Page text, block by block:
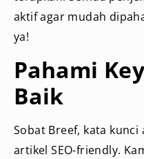
aktif agar mudah
ya!
Pahami
Baik
Sobat Breef, kata
artikel SEO-friendly.